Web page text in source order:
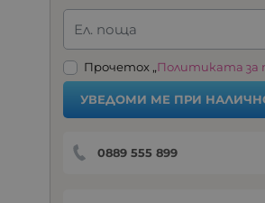
Ел. поща
Прочетох „Политиката за
УВЕДОМИ МЕ ПРИ
0889 555 899